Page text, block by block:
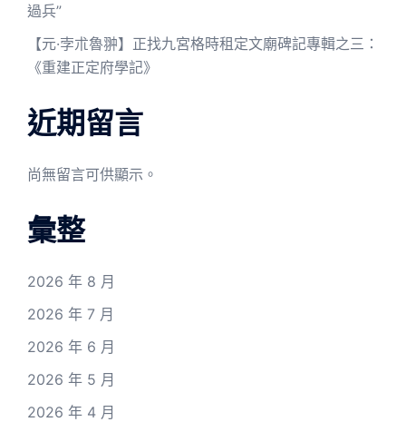
過兵”
【元·孛朮魯翀】正找九宮格時租定文廟碑記專輯之三：
《重建正定府學記》
近期留言
尚無留言可供顯示。
彙整
2026 年 8 月
2026 年 7 月
2026 年 6 月
2026 年 5 月
2026 年 4 月